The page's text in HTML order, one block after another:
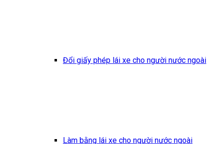
Đổi giấy phép lái xe cho người nước ngoài
Làm bằng lái xe cho người nước ngoài